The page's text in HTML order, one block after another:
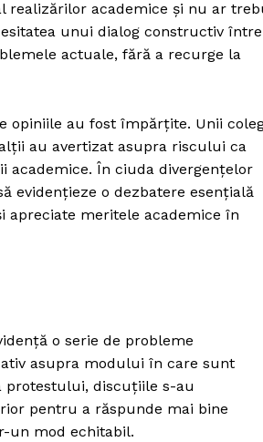
realizărilor academice și nu ar
unui dialog constructiv între
actuale, fără a recurge la
opiniile au fost împărțite. Unii
au avertizat asupra riscului ca
academice. În ciuda divergențelor
evidențieze o dezbatere esențială
meritele academice în
o serie de probleme
asupra modului în care sunt
protestului, discuțiile s-au
pentru a răspunde mai bine
un mod echitabil.